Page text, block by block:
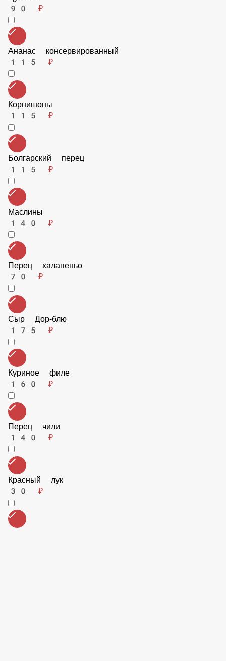
Ветчина
115 ₽
Цуккини
115 ₽
Корнишоны
115 ₽
Болгарский перец
115 ₽
Маслины
140 ₽
70 ₽
Сыр Дор-блю
175 ₽